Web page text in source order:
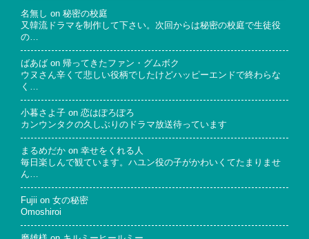
名無し on 秘密の校庭
又韓流ドラマを制作して下さい。次回からは秘密の校庭で生徒役
の…
ばあば on 帰ってきたファン・グムボク
ウヌさん辛くて悲しい役柄でしたけどハッピーエンドで終わらな
く…
小暮さよ子 on 恋はぽろぽろ
カンウンタクの久しぶりのドラマ放送待っています
まるめだか on 幸せをくれる人
毎日楽しんで観ています。ハユン役の子がかわいくてたまりませ
ん…
Fujii on 女の秘密
Omoshiroi